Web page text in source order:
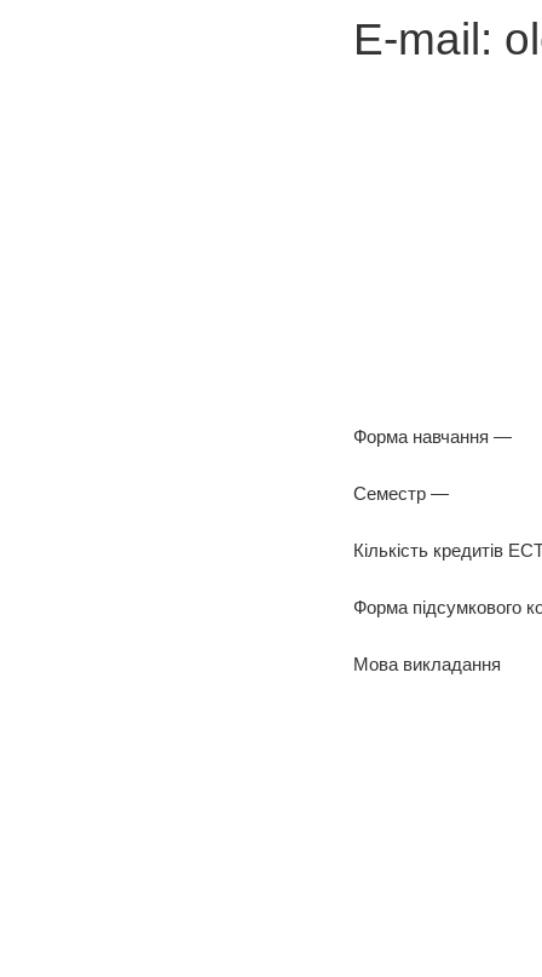
E-mail:
Форма навчання —
Семестр —
Кількість кредитів
Форма підсумкового
Мова викладання